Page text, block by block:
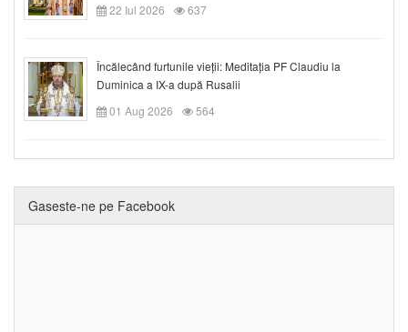
22 Iul 2026
637
Încălecând furtunile vieții: Meditația PF Claudiu la
Duminica a IX-a după Rusalii
01 Aug 2026
564
Gaseste-ne pe Facebook